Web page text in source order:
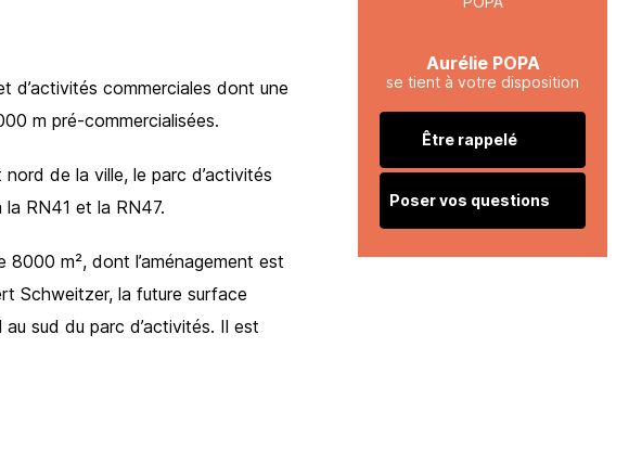
Aurélie POPA
se tient à votre disposition
Être rappelé
Poser vos questions
d’activités commerciales dont une
m pré-commercialisées.
de la ville, le parc d’activités
RN41 et la RN47.
m², dont l’aménagement est
Schweitzer, la future surface
sud du parc d’activités. Il est